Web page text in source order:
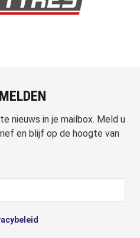
nieuws in je mailbox. Meld u
en blijf op de hoogte van